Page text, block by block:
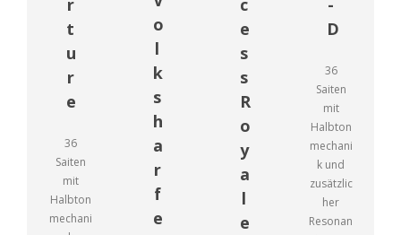
r
t
u
r
e
36
Saiten
mit
Halbton
mechani
o
l
k
s
h
a
r
f
e
c
e
s
s
R
o
y
a
l
e
-
D
36
Saiten
mit
Halbton
mechani
k und
zusätzlic
her
Resonan